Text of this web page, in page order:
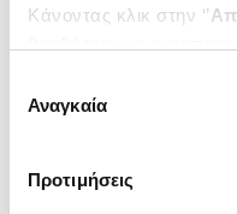
Κάνοντας κλικ στην ‘’
ενδιαφέρουν και να
συγκατάθεσης
Αναγκαία
Προτιμήσεις